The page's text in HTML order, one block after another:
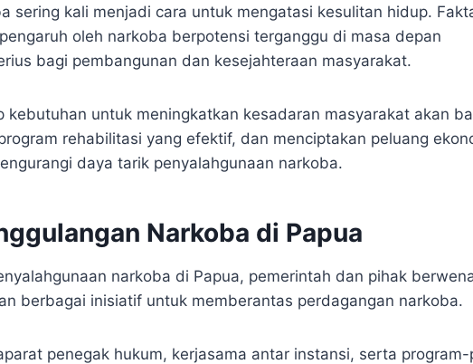
sering kali menjadi cara untuk mengatasi kesulitan hidup.
oleh narkoba berpotensi terganggu di masa depan
bagi pembangunan dan kesejahteraan masyarakat.
kebutuhan untuk meningkatkan kesadaran masyarakat akan
rehabilitasi yang efektif, dan menciptakan peluang
daya tarik penyalahgunaan narkoba.
Narkoba di Papua
narkoba di Papua, pemerintah dan pihak
berbagai inisiatif untuk memberantas perdagangan narkoba.
penegak hukum, kerjasama antar instansi, serta program-